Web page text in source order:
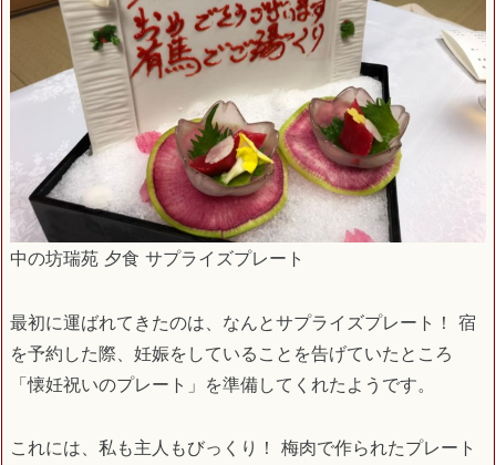
中の坊瑞苑 夕食 サプライズプレート
最初に運ばれてきたのは、なんとサプライズプレート！ 宿
を予約した際、妊娠をしていることを告げていたところ
「懐妊祝いのプレート」を準備してくれたようです。
これには、私も主人もびっくり！ 梅肉で作られたプレート